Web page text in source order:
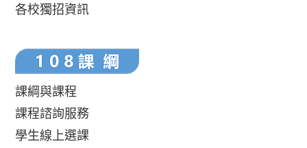
各校獨招資訊
課綱與課程
課程諮詢服務
學生線上選課